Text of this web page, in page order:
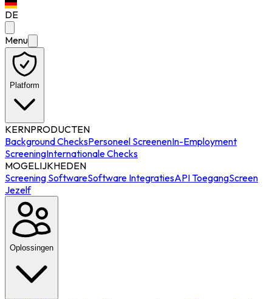
DE
Menu
Platform
KERNPRODUCTEN
Background ChecksPersoneel ScreenenIn-Employment
ScreeningInternationale Checks
MOGELIJKHEDEN
Screening SoftwareSoftware IntegratiesAPI ToegangScreen
Jezelf
Oplossingen